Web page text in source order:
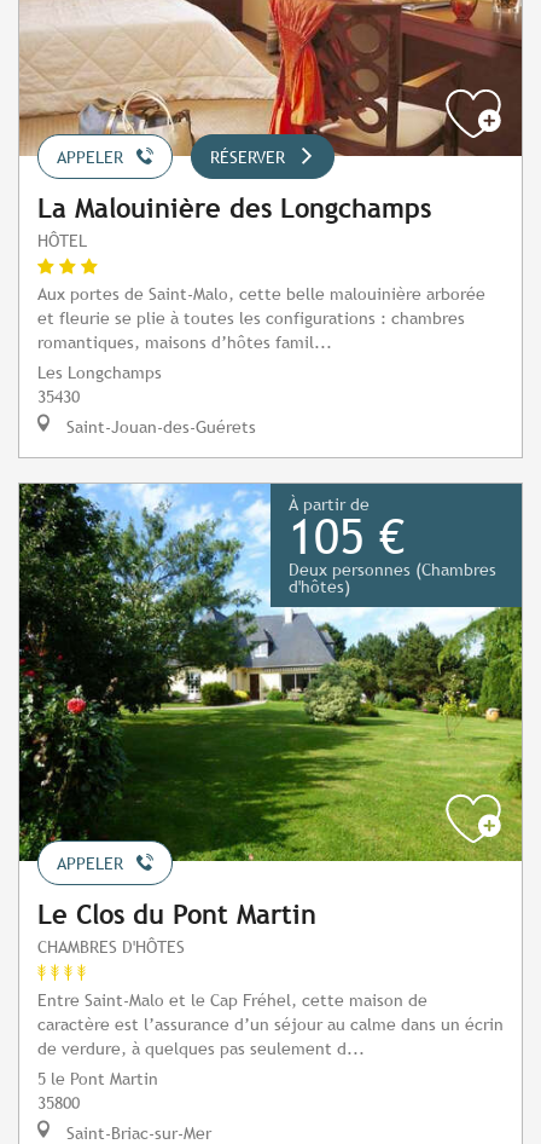
APPELER RÉSERVER
La Malouinière des Longchamps
HÔTEL
Aux portes de Saint-Malo, cette belle malouinière arborée
et fleurie se plie à toutes les configurations : chambres
romantiques, maisons d’hôtes famil...
Les Longchamps
35430
Saint-Jouan-des-Guérets
À partir de
105 €
Deux personnes (Chambres
d'hôtes)
APPELER
Le Clos du Pont Martin
CHAMBRES D'HÔTES
Entre Saint-Malo et le Cap Fréhel, cette maison de
caractère est l’assurance d’un séjour au calme dans un écrin
de verdure, à quelques pas seulement d...
5 le Pont Martin
35800
Saint-Briac-sur-Mer